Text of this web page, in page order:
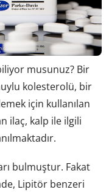
musunuz? Bir
kolesterolü, bir
için kullanılan
ilaç, kalp ile ilgili
bulmuştur. Fakat
Lipitör benzeri